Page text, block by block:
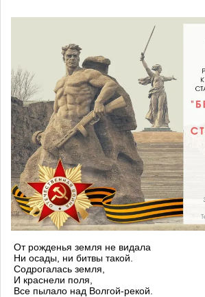
От рожденья земля не видала
Ни осады, ни битвы такой.
Содрогалась земля,
И краснели поля,
Все пылало над Волгой-рекой.